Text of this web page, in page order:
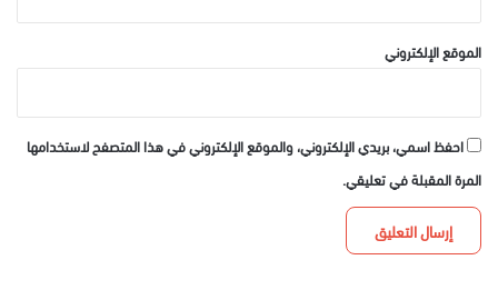
الموقع الإلكتروني
احفظ اسمي، بريدي الإلكتروني، والموقع الإلكتروني في هذا المتصفح لاستخدامها
المرة المقبلة في تعليقي.